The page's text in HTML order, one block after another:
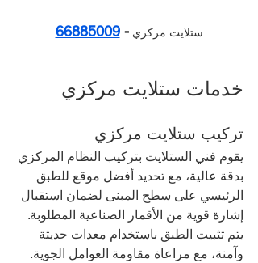
ستلايت مركزي -
66885009
خدمات ستلايت مركزي
تركيب ستلايت مركزي
يقوم فني الستلايت بتركيب النظام المركزي
بدقة عالية، مع تحديد أفضل موقع للطبق
الرئيسي على سطح المبنى لضمان استقبال
إشارة قوية من الأقمار الصناعية المطلوبة.
يتم تثبيت الطبق باستخدام معدات حديثة
وآمنة، مع مراعاة مقاومة العوامل الجوية.